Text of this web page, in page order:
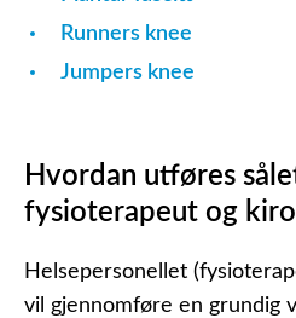
Runners knee
Jumpers knee
Hvordan utføres
fysioterapeut og
Helsepersonellet
vil gjennomføre en grundig